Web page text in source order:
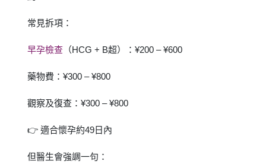
常見拆項：
早孕檢查 （HCG + B超）：¥200 – ¥600
藥物費：¥300 – ¥800
觀察及復查：¥300 – ¥800
👉 適合懷孕約49日內
但醫生會強調一句：